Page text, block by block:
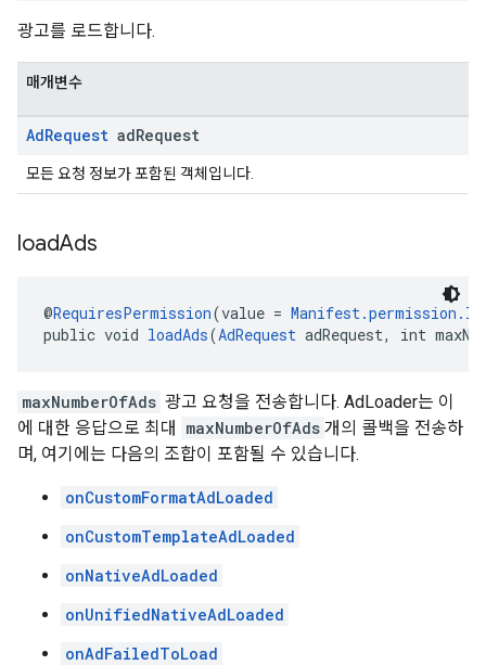
광고를 로드합니다.
매개변수
AdRequest adRequest
모든 요청 정보가 포함된 객체입니다.
loadAds
@RequiresPermission(value =
public void loadAds(AdRequest adRequest, int
maxNumberOfAds 광고 요청을 전송합니다. AdLoader는 이
에 대한 응답으로 최대
maxNumberOfAds 개의 콜백을 전송하
며, 여기에는 다음의 조합이 포함될 수 있습니다.
onCustomFormatAdLoaded
onCustomTemplateAdLoaded
onNativeAdLoaded
onUnifiedNativeAdLoaded
onAdFailedToLoad